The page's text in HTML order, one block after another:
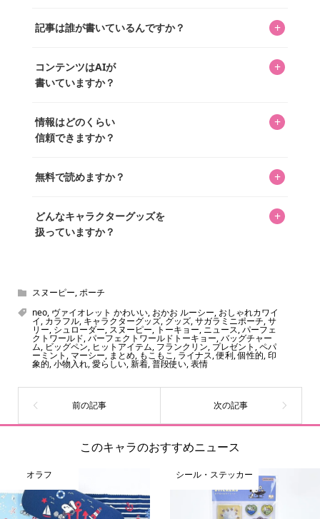
を中心に行われており、私たちは実際に40,000種のキャラグ
「perfectworld.shop」で、ほとんど全てのアイテムを購
があり、そこからジャンプできます。
記事は誰が書いているんですか？ +
ています。記事内の99%を超えるほぼすべての写真も、1枚
ずつ心を込めて自分たちで撮影したものです。さらに、10
ッズを収集し、月に1,000点の新商品を選定・購入する編集
長KOSが全記事を監修しています。
コンテンツはAIが
書いていますか？
+
書いています。AIは使用していません。編集長KOSが最終確
認を行い、手動で更新しています。
情報はどのくらい
信頼できますか？
+
いをお届けすることは保証します。なお、記事内に価格は
め、正確な情報をお伝えできないからです。
無料で読めますか？ +
どんなキャラクターグッズを
扱っていますか？
+
ん！200種以上のトレンディなキャラクターやアニメキャラ
をご紹介しています。生まれたばかりの新しいキャラクタ
ーをいち早く皆さんにお届けすることも、私たちの使命の
ひとつです。
スヌーピー,ポーチ
neo, ヴァイオレット かわいい, おかお ルーシー, おしゃれカワイ
イ, カラフル,キャラクターグッズ,グッズ,サガラミニポーチ,サ
リー, シュローダー, スヌーピー, トーキョー, ニュース,パーフェ
クトワールド,パーフェクトワールドトーキョー,バッグチャー
ム,ビッグペン, ヒットアイテム, フランクリン, プレゼント ,ペパ
ーミント , マーシー, まとめ, もこもこ, ライナス,便利,個性的,印
象的,小物入れ,愛らしい,新着,普段使い,表情
このキャラのおすすめニュース
オラフ シール・ステッカー